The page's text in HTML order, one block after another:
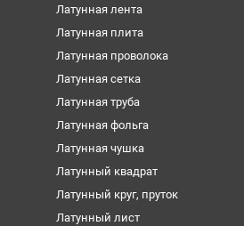
Латунная лента
Латунная плита
Латунная проволока
Латунная сетка
Латунная труба
Латунная фольга
Латунная чушка
Латунный квадрат
Латунный круг, пруток
Латунный лист